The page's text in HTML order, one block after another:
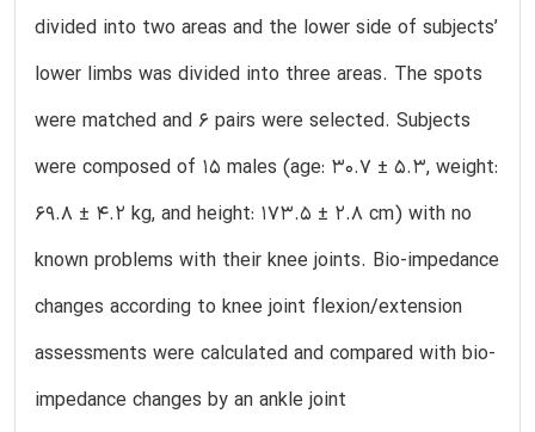
divided into two areas and the lower side of subjects’
lower limbs was divided into three areas. The spots
were matched and 6 pairs were selected. Subjects
were composed of 15 males (age: 30.7 ± 5.3, weight:
69.8 ± 4.2 kg, and height: 173.5 ± 2.8 cm) with no
known problems with their knee joints. Bio-impedance
changes according to knee joint flexion/extension
assessments were calculated and compared with bio-
impedance changes by an ankle joint